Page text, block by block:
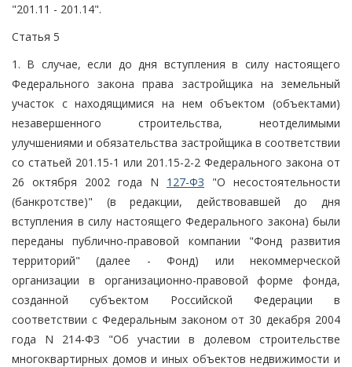
"201.11 - 201.14".
Статья 5
1. В случае, если до дня вступления в силу настоящего
Федерального закона права застройщика на земельный
участок с находящимися на нем объектом (объектами)
незавершенного строительства, неотделимыми
улучшениями и обязательства застройщика в соответствии
со статьей 201.15-1 или 201.15-2-2 Федерального закона от
26 октября 2002 года N 127-ФЗ "О несостоятельности
(банкротстве)" (в редакции, действовавшей до дня
вступления в силу настоящего Федерального закона) были
переданы публично-правовой компании "Фонд развития
территорий" (далее - Фонд) или некоммерческой
организации в организационно-правовой форме фонда,
созданной субъектом Российской Федерации в
соответствии с Федеральным законом от 30 декабря 2004
года N 214-ФЗ "Об участии в долевом строительстве
многоквартирных домов и иных объектов недвижимости и